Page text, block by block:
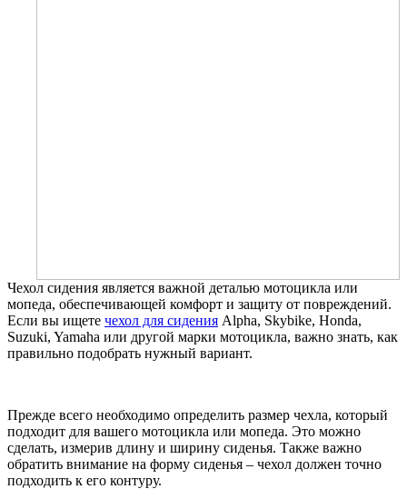
Чехол сидения является важной деталью мотоцикла или
мопеда, обеспечивающей комфорт и защиту от повреждений.
Если вы ищете чехол для сидения Alpha, Skybike, Honda,
Suzuki, Yamaha или другой марки мотоцикла, важно знать, как
правильно подобрать нужный вариант.
Прежде всего необходимо определить размер чехла, который
подходит для вашего мотоцикла или мопеда. Это можно
сделать, измерив длину и ширину сиденья. Также важно
обратить внимание на форму сиденья – чехол должен точно
подходить к его контуру.